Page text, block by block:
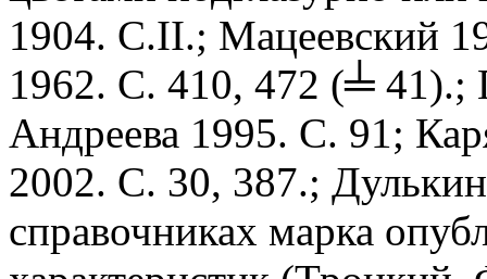
1904. С.II.; Мацеевский
1962. С. 410, 472 (╧
Андреева 1995. С. 91;
2002. С. 30, 387.;
справочниках марка